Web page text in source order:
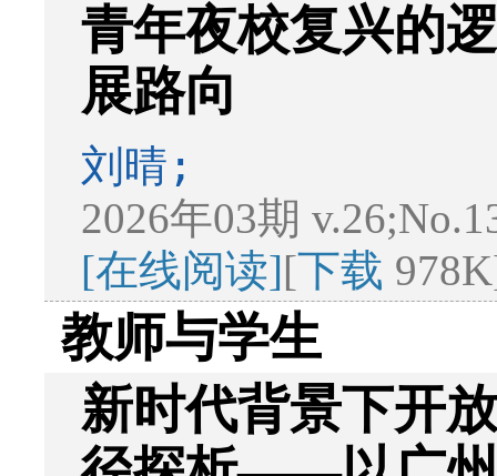
青年夜校复兴的
展路向
刘晴;
2026年03期
[在线阅读][下载
教师与学生
新时代背景下开